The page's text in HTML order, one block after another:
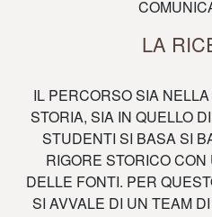
LA
IL PERCORSO SIA
STORIA, SIA IN QUELLO
STUDENTI SI BASA SI
RIGORE STORICO CON
DELLE FONTI. PER
SI AVVALE DI UN TEAM